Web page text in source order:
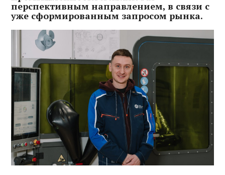
перспективным направлением, в связи с
уже сформированным запросом рынка.